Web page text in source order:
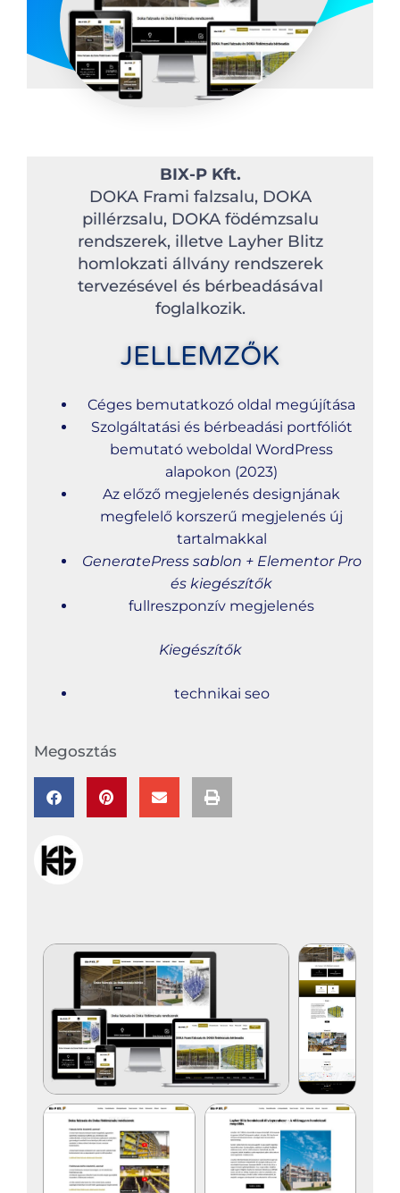
BIX-P Kft.
DOKA Frami falzsalu, DOKA
pillérzsalu, DOKA födémzsalu
rendszerek, illetve Layher Blitz
homlokzati állvány rendszerek
tervezésével és bérbeadásával
foglalkozik.
JELLEMZŐK
Céges bemutatkozó oldal megújítása
Szolgáltatási és bérbeadási portfóliót
bemutató weboldal WordPress
alapokon (2023)
Az előző megjelenés designjának
megfelelő korszerű megjelenés új
tartalmakkal
GeneratePress sablon + Elementor Pro
és kiegészítők
fullreszponzív megjelenés
Kiegészítők
technikai seo
Megosztás